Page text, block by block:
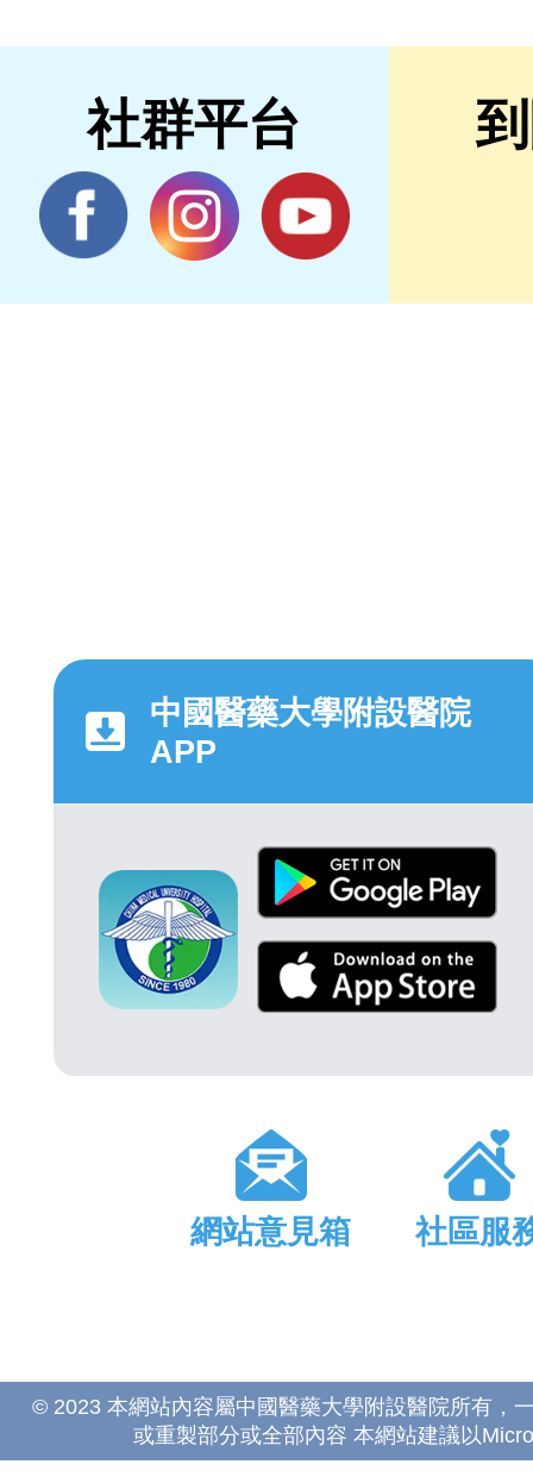
社群平台
中國醫藥大學附設醫院
APP
網站意見箱 社區服
© 2023 本網站內容屬中國醫藥大學附設醫院所有，
或重製部分或全部內容 本網站建議以